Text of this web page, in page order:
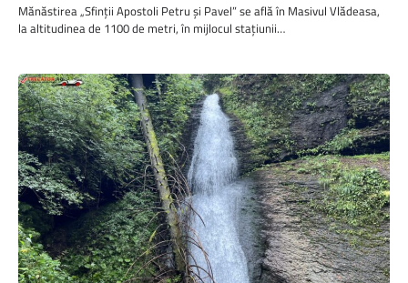
Mănăstirea „Sfinţii Apostoli Petru şi Pavel” se află în Masivul Vlădeasa,
la altitudinea de 1100 de metri, în mijlocul staţiunii…